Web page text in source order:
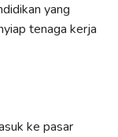
yang
tenaga kerja
ke pasar